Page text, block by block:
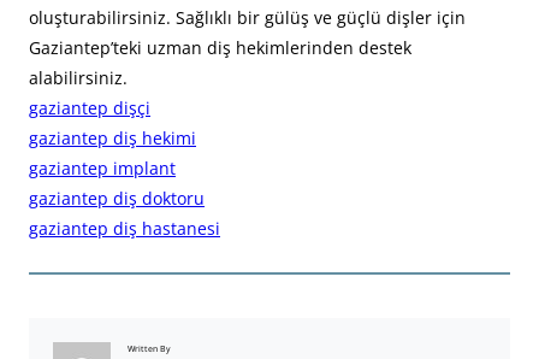
oluşturabilirsiniz. Sağlıklı bir gülüş ve güçlü dişler için
Gaziantep’teki uzman diş hekimlerinden destek
alabilirsiniz.
gaziantep dişçi
gaziantep diş hekimi
gaziantep implant
gaziantep diş doktoru
gaziantep diş hastanesi
Written By